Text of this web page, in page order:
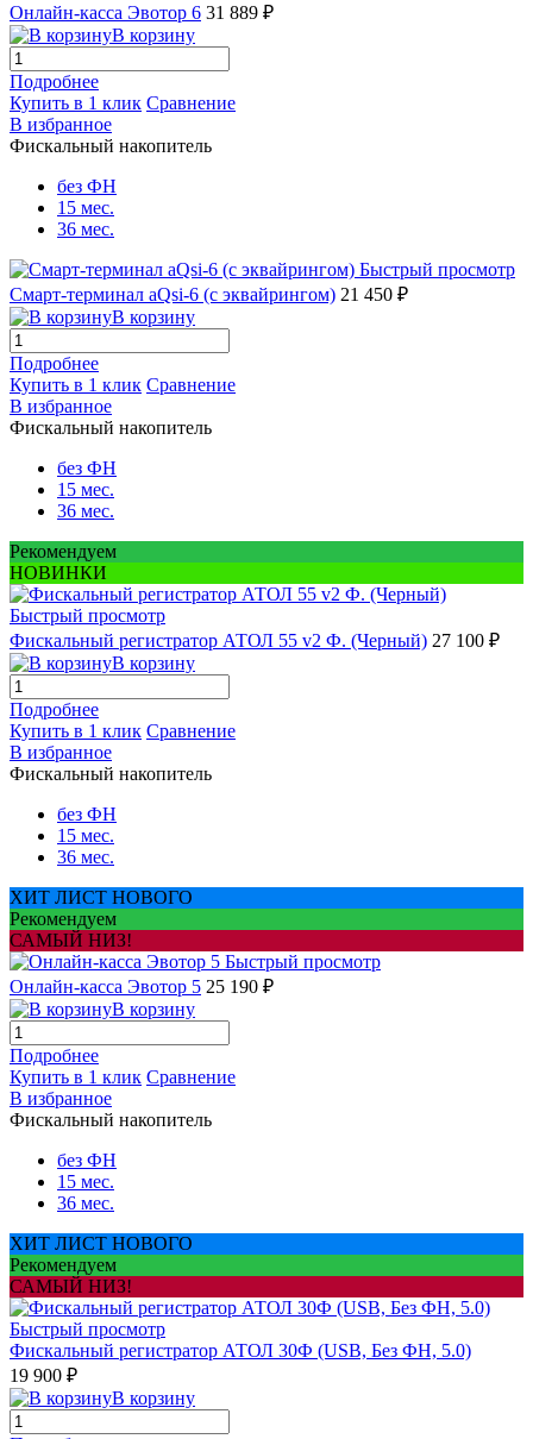
Онлайн-касса Эвотор 6 31 889 ₽
В корзину
Подробнее
Купить в 1 клик Сравнение
В избранное
Фискальный накопитель
без ФН
15 мес.
36 мес.
Быстрый просмотр
Смарт-терминал aQsi-6 (с эквайрингом) 21 450 ₽
В корзину
Подробнее
Купить в 1 клик Сравнение
В избранное
Фискальный накопитель
без ФН
15 мес.
36 мес.
Рекомендуем
НОВИНКИ
Быстрый просмотр
Фискальный регистратор АТОЛ 55 v2 Ф. (Черный) 27 100 ₽
В корзину
Подробнее
Купить в 1 клик Сравнение
В избранное
Фискальный накопитель
без ФН
15 мес.
36 мес.
ХИТ ЛИСТ НОВОГО
Рекомендуем
САМЫЙ НИЗ!
Быстрый просмотр
Онлайн-касса Эвотор 5 25 190 ₽
В корзину
Подробнее
Купить в 1 клик Сравнение
В избранное
Фискальный накопитель
без ФН
15 мес.
36 мес.
ХИТ ЛИСТ НОВОГО
Рекомендуем
САМЫЙ НИЗ!
Быстрый просмотр
Фискальный регистратор АТОЛ 30Ф (USB, Без ФН, 5.0)
19 900 ₽
В корзину